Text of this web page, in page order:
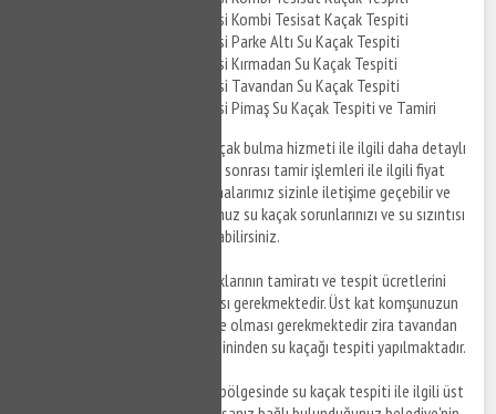
Esenyurt Fatih Mahallesi Kombi Tesisat Kaçak Tespiti
Esenyurt Fatih Mahallesi Parke Altı Su Kaçak Tespiti
Esenyurt Fatih Mahallesi Kırmadan Su Kaçak Tespiti
Esenyurt Fatih Mahallesi Tavandan Su Kaçak Tespiti
Esenyurt Fatih Mahallesi Pimaş Su Kaçak Tespiti ve Tamiri
Esenyurt Fatih Mahallesi su kaçak bulma hizmeti ile ilgili daha detaylı
bilgi almak ve su kaçağı tespiti sonrası tamir işlemleri ile ilgili fiyat
teklifi almak için anlaşmalı firmalarımız sizinle iletişime geçebilir ve
en kısa sürede yaşamış olduğunuz su kaçak sorunlarınızı ve su sızıntısı
sorunlarınızı çözüme kavuşturabilirsiniz.
Tavanınıza gelen su kaçaklarının tamiratı ve tespit ücretlerini
üst kat komşunuzun karşılaması gerekmektedir. Üst kat komşunuzun
su kaçak tespiti esnasında evde olması gerekmektedir zira tavandan
değil üst kat komşunuzun zemininden su kaçağı tespiti yapılmaktadır.
Esenyurt Fatih Mahallesi bölgesinde su kaçak tespiti ile ilgili üst